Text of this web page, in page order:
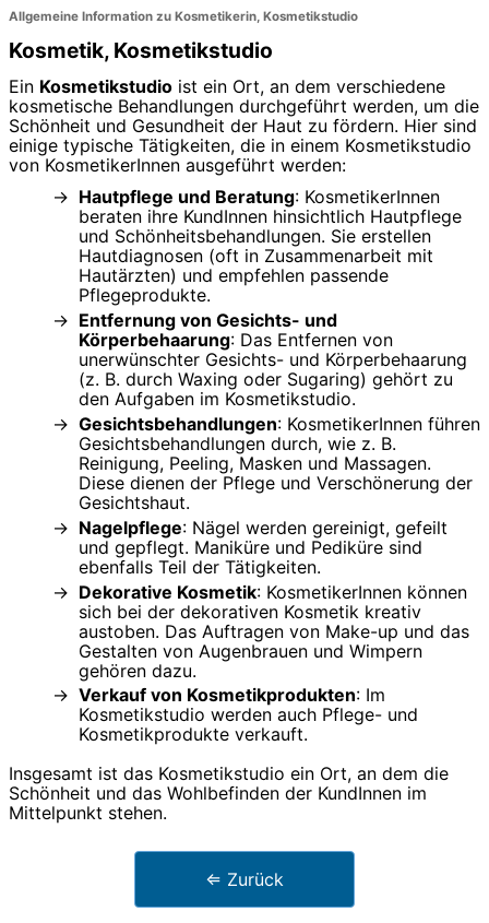
Allgemeine Information zu Kosmetikerin, Kosmetikstudio
Kosmetik, Kosmetikstudio
Ein Kosmetikstudio ist ein Ort, an dem verschiedene
kosmetische Behandlungen durchgeführt werden, um die
Schönheit und Gesundheit der Haut zu fördern. Hier sind
einige typische Tätigkeiten, die in einem Kosmetikstudio
von KosmetikerInnen ausgeführt werden:
Hautpflege und Beratung: KosmetikerInnen
beraten ihre KundInnen hinsichtlich Hautpflege
und Schönheitsbehandlungen. Sie erstellen
Hautdiagnosen (oft in Zusammenarbeit mit
Hautärzten) und empfehlen passende
Pflegeprodukte.
Entfernung von Gesichts- und
Körperbehaarung: Das Entfernen von
unerwünschter Gesichts- und Körperbehaarung
(z. B. durch Waxing oder Sugaring) gehört zu
den Aufgaben im Kosmetikstudio.
Gesichtsbehandlungen: KosmetikerInnen führen
Gesichtsbehandlungen durch, wie z. B.
Reinigung, Peeling, Masken und Massagen.
Diese dienen der Pflege und Verschönerung der
Gesichtshaut.
Nagelpflege: Nägel werden gereinigt, gefeilt
und gepflegt. Maniküre und Pediküre sind
ebenfalls Teil der Tätigkeiten.
Dekorative Kosmetik: KosmetikerInnen können
sich bei der dekorativen Kosmetik kreativ
austoben. Das Auftragen von Make-up und das
Gestalten von Augenbrauen und Wimpern
gehören dazu.
Verkauf von Kosmetikprodukten: Im
Kosmetikstudio werden auch Pflege- und
Kosmetikprodukte verkauft.
Insgesamt ist das Kosmetikstudio ein Ort, an dem die
Schönheit und das Wohlbefinden der KundInnen im
Mittelpunkt stehen.
⇐ Zurück